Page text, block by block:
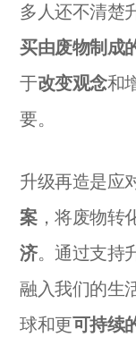
多人还不清楚
买由废物制成
于改变观念和
要。
升级再造是应
案，将废物转
济。通过支持
融入我们的生
球和更可持续